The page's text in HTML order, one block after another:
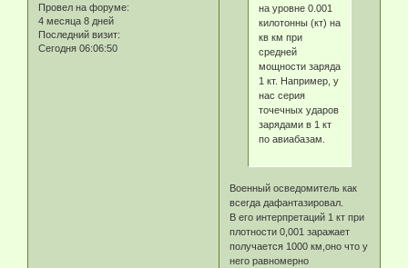
Провел на форуме:
4 месяца 8 дней
Последний визит:
Сегодня 06:06:50
на уровне 0.001
килотонны (кт) на
кв км при
средней
мощности заряда
1 кт. Например, у
нас серия
точечных ударов
зарядами в 1 кт
по авиабазам.
Военный осведомитель как
всегда дафантазировал.
В его интерпретаций 1 кт при
плотности 0,001 заражает
получается 1000 км,оно что у
него равномерно